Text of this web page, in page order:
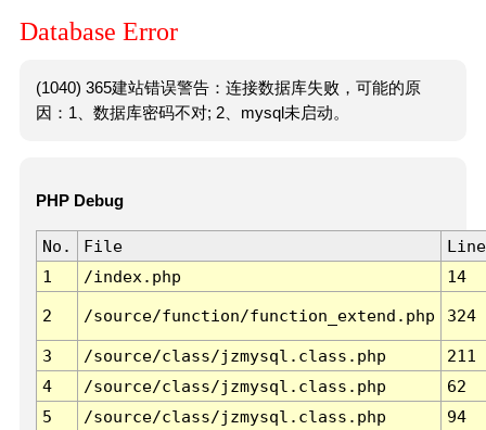
Database Error
(1040) 365建站错误警告：连接数据库失败，可能的原
因：1、数据库密码不对; 2、mysql未启动。
PHP Debug
No. File
Line
1
/index.php 14
2 /source/function/function_extend.php 324
3 /source/class/jzmysql.class.php
211
4
/source/class/jzmysql.class.php
62
5
/source/class/jzmysql.class.php
94